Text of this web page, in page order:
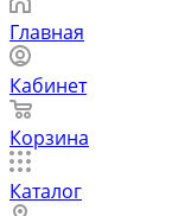
Главная
Кабинет
Корзина
Каталог